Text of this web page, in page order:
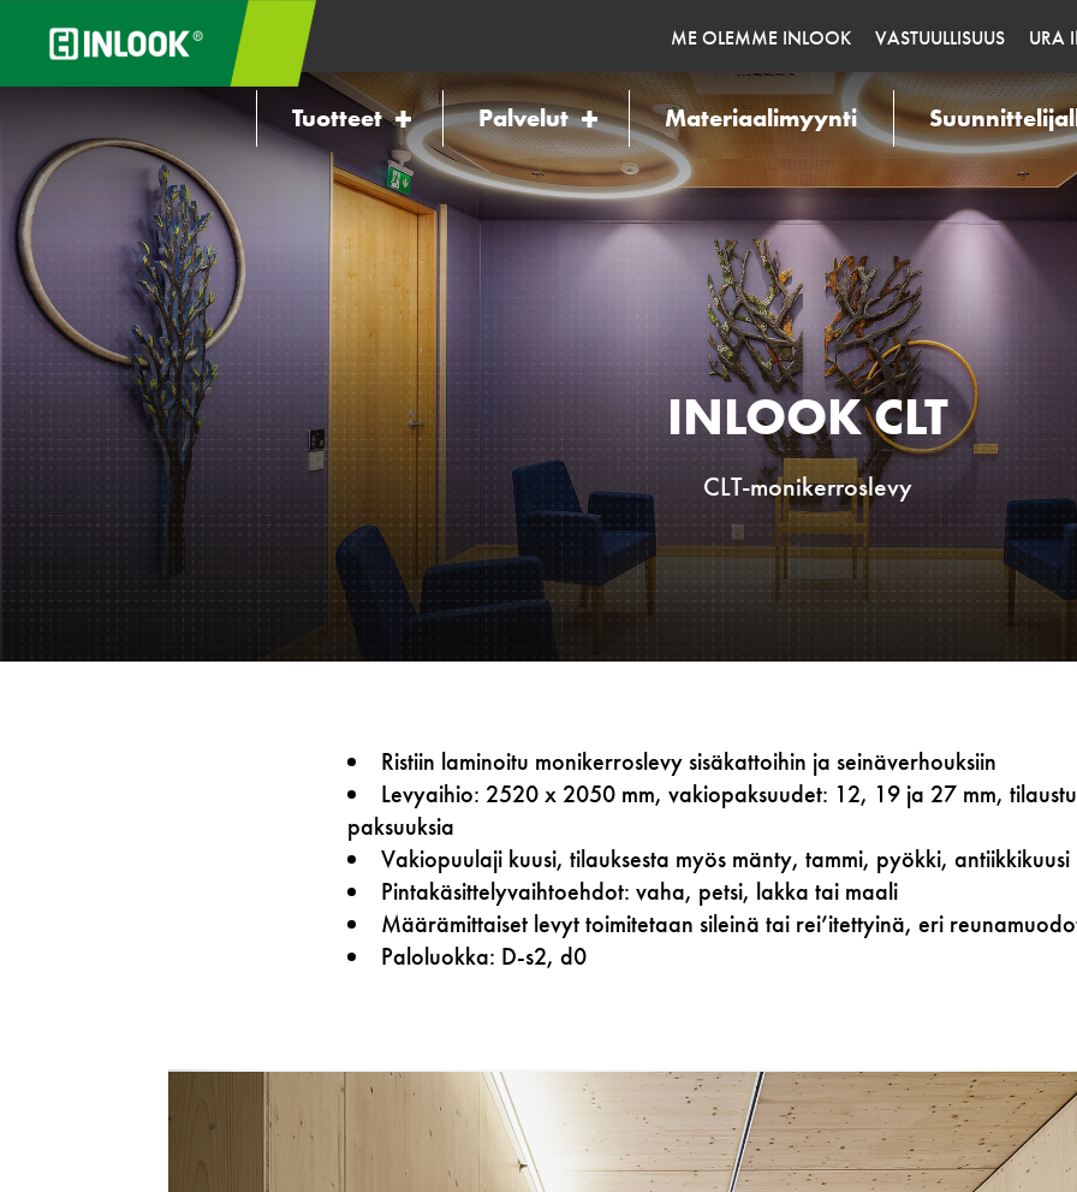
ME OLEMME INLOOK VASTUULLISUUS URA
Tuotteet Palvelut Materiaalimyynti
INLOOK CLT
CLT-monikerroslevy
Ristiin laminoitu monikerroslevy sisäkattoihin ja seinäverhouksiin
Levyaihio: 2520 x 2050 mm, vakiopaksuudet: 12, 19 ja 27 mm,
paksuuksia
Vakiopuulaji kuusi, tilauksesta myös mänty, tammi, pyökki,
Pintakäsittelyvaihtoehdot: vaha, petsi, lakka tai maali
Määrämittaiset levyt toimitetaan sileinä tai rei’itettyinä, eri
Paloluokka: D-s2, d0